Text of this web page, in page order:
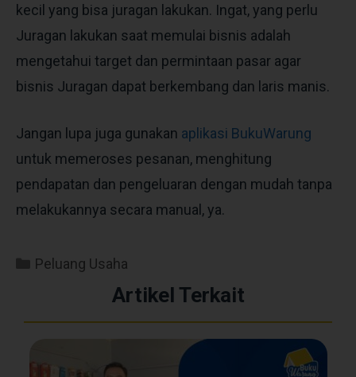
kecil yang bisa juragan lakukan. Ingat, yang perlu
Juragan lakukan saat memulai bisnis adalah
mengetahui target dan permintaan pasar agar
bisnis Juragan dapat berkembang dan laris manis.
Jangan lupa juga gunakan aplikasi BukuWarung
untuk memeroses pesanan, menghitung
pendapatan dan pengeluaran dengan mudah tanpa
melakukannya secara manual, ya.
Peluang Usaha
Artikel Terkait